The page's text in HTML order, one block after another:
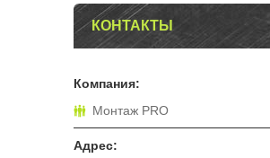
КОНТАКТЫ
Монтаж PRO